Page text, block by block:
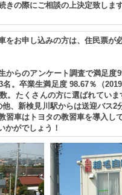
きの際にご相談の上決定致しま
をお申し込みの方は、住民票が
からのアンケート調査で満足度
。卒業生満足度 98.67％（
。たくさんの方に選ばれてい
、新検見川駅からは送迎バス
習車はトヨタの教習車を導入し
かがでしょう！